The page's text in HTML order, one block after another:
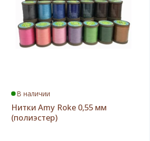
В наличии
Нитки Amy Roke 0,55 мм
(полиэстер)